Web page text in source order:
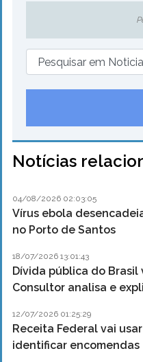
Notícias
04/08/2026 02:03:05
Vírus ebola
no Porto de Santos
18/07/2026 13:01:43
Dívida pública do Brasil
Consultor analisa e
12/07/2026 01:25:29
Receita Federal vai
identificar encomendas